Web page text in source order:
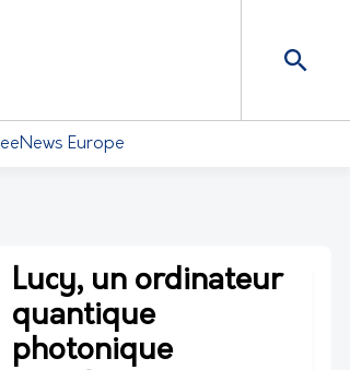
eeNews Europe
Lucy, un ordinateur
quantique
photonique